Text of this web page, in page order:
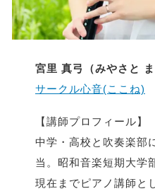
宮里 真弓（みやさと ま
サークル心音(ここね)
【講師プロフィール】
中学・高校と吹奏楽部
当。昭和音楽短期大学
現在までピアノ講師と